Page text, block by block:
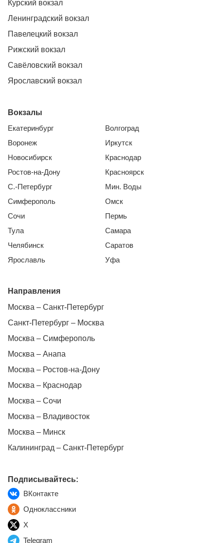
Курский вокзал
Ленинградский вокзал
Павелецкий вокзал
Рижский вокзал
Савёловский вокзал
Ярославский вокзал
Вокзалы
Екатеринбург
Воронеж
Новосибирск
Ростов-на-Дону
С.-Петербург
Симферополь
Сочи
Тула
Челябинск
Ярославль
Волгоград
Иркутск
Краснодар
Красноярск
Мин. Воды
Омск
Пермь
Самара
Саратов
Уфа
Направления
Москва – Санкт-Петербург
Санкт-Петербург – Москва
Москва – Симферополь
Москва – Анапа
Москва – Ростов-на-Дону
Москва – Краснодар
Москва – Сочи
Москва – Владивосток
Москва – Минск
Калининград – Санкт-Петербург
Подписывайтесь:
ВКонтакте
Одноклассники
X
Telegram